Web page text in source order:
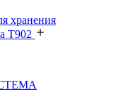
хранения
Т902